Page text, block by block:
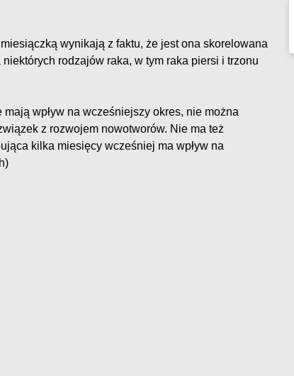
wynikają z faktu, że jest ona skorelowana
rodzajów raka, w tym raka piersi i trzonu
wpływ na wcześniejszy okres, nie można
z rozwojem nowotworów. Nie ma też
kilka miesięcy wcześniej ma wpływ na